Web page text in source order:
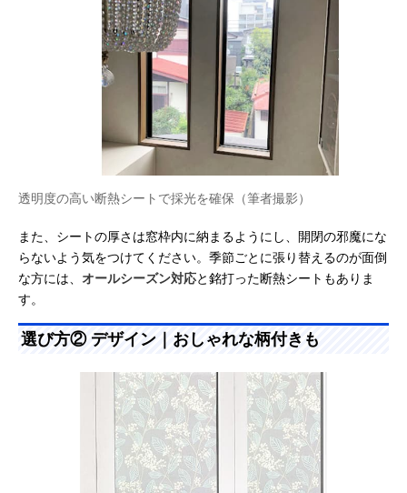
透明度の高い断熱シートで採光を確保（筆者撮影）
また、シートの厚さは窓枠内に納まるようにし、開閉の邪魔にな
らないよう気をつけてください。季節ごとに張り替えるのが面倒
な方には、 オールシーズン対応と銘打った断熱シートもありま
す。
選び方② デザイン｜おしゃれな柄付きも